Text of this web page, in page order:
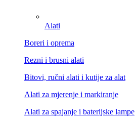
Alati
Boreri i oprema
Rezni i brusni alati
Bitovi, ručni alati i kutije za alat
Alati za mjerenje i markiranje
Alati za spajanje i baterijske lampe